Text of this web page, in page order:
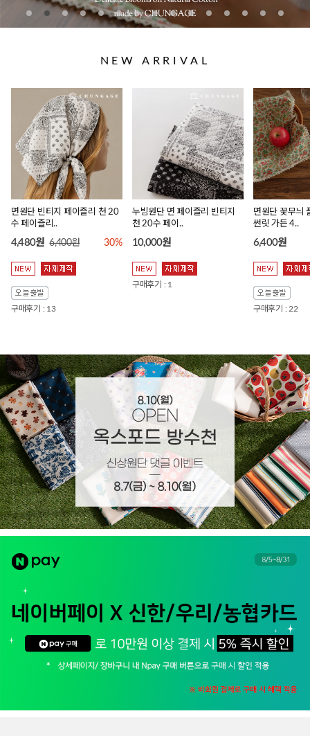
NEW ARRIVAL
면원단 빈티지 페이즐리 천 20
수 페이즐리..
4,480원 6,400원 30%
구매후기 : 13
누빔원단 면 페이즐리 빈티지
천 20수 페이..
10,000원
구매후기 : 1
면원단 꽃무늬
썬릿 가든 4..
6,400원
구매후기 : 22